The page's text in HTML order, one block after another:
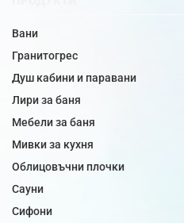
Вани
Гранитогрес
Душ кабини и паравани
Лири за баня
Мебели за баня
Мивки за кухня
Облицовъчни плочки
Сауни
Сифони